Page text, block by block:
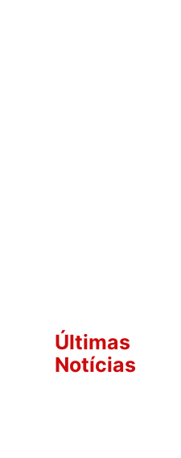
Últimas
Notícias